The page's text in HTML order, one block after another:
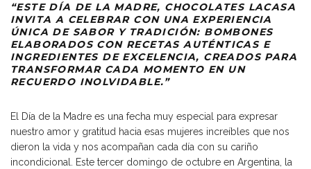
“ESTE DÍA DE LA MADRE, CHOCOLATES LACASA
INVITA A CELEBRAR CON UNA EXPERIENCIA
ÚNICA DE SABOR Y TRADICIÓN: BOMBONES
ELABORADOS CON RECETAS AUTÉNTICAS E
INGREDIENTES DE EXCELENCIA, CREADOS PARA
TRANSFORMAR CADA MOMENTO EN UN
RECUERDO INOLVIDABLE.”
El Día de la Madre es una fecha muy especial para expresar
nuestro amor y gratitud hacia esas mujeres increíbles que nos
dieron la vida y nos acompañan cada día con su cariño
incondicional. Este tercer domingo de octubre en Argentina, la